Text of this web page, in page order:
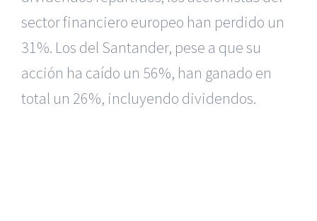
sector financiero europeo han perdido un
31%. Los del Santander, pese a que su
acción ha caído un 56%, han ganado en
total un 26%, incluyendo dividendos.